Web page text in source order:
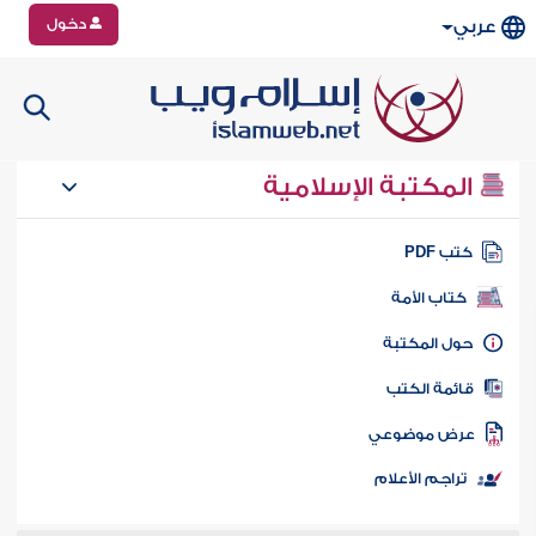
عربي دخول
المكتبة الإسلامية
كتب PDF
كتاب الأمة
المكتبة
الكتب
موضوعي